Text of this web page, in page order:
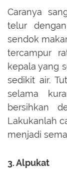
Caranya
telur
sendok
tercampur
kepala yang
sedikit air.
selama
bersihkan
Lakukanlah
menjadi
3. Alpukat